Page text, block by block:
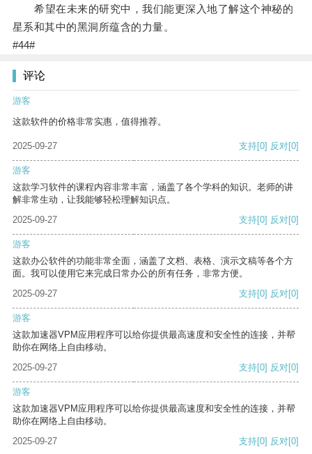
希望在未来的研究中，我们能更深入地了解这个神秘的
星系和其中的黑洞所蕴含的力量。
#44#
评论
游客
这款软件的价格非常实惠，值得推荐。
2025-09-27 支持[0] 反对[0]
游客
这款学习软件的课程内容非常丰富，涵盖了各个学科的知识。老师的讲
解非常生动，让我能够轻松理解知识点。
2025-09-27
支持[0] 反对[0]
游客
这款办公软件的功能非常全面，涵盖了文档、表格、演示文稿等各个方
面。我可以使用它来完成日常办公的所有任务，非常方便。
2025-09-27
支持[0] 反对[0]
游客
这款加速器VPM应用程序可以给你提供最高速度和安全性的连接，并帮
助你在网络上自由移动。
2025-09-27
支持[0] 反对[0]
游客
这款加速器VPM应用程序可以给你提供最高速度和安全性的连接，并帮
助你在网络上自由移动。
2025-09-27
支持[0] 反对[0]